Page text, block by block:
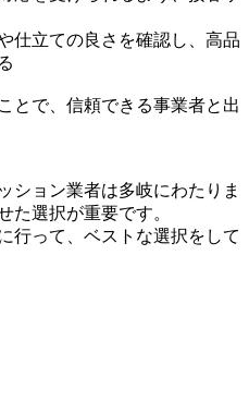
仕立ての良さを確認し、高品
とで、信頼できる事業者と出
ション業者は多岐にわたりま
た選択が重要です。
行って、ベストな選択をして